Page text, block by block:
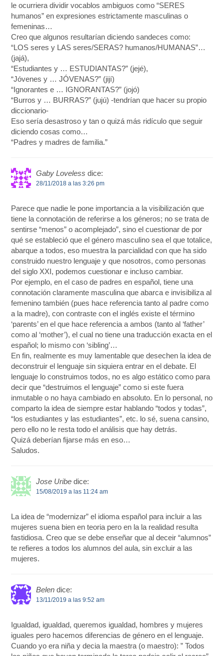
le ocurriera dividir vocablos ambiguos como “SERES
humanos” en expresiones estrictamente masculinas o
femeninas…
Creo que algunos resultarían diciendo sandeces como:
“LOS seres y LAS seres/SERAS? humanos/HUMANAS”…
(jajá),
“Estudiantes y … ESTUDIANTAS?” (jejé),
“Jóvenes y … JÓVENAS?” (jijí)
“Ignorantes e … IGNORANTAS?” (jojó)
“Burros y … BURRAS?” (jujú) -tendrían que hacer su propio
diccionario-
Eso sería desastroso y tan o quizá más ridículo que seguir
diciendo cosas como…
“Padres y madres de familia.”
Gaby Loveless dice:
28/11/2018 a las 3:26 pm
Parece que nadie le pone importancia a la visibilización que
tiene la connotación de referirse a los géneros; no se trata de
sentirse “menos” o acomplejado”, sino el cuestionar de por
qué se estableció que el género masculino sea el que totalice,
abarque a todos, eso muestra la parcialidad con que ha sido
construido nuestro lenguaje y que nosotros, como personas
del siglo XXI, podemos cuestionar e incluso cambiar.
Por ejemplo, en el caso de padres en español, tiene una
connotación claramente masculina que abarca e invisibiliza al
femenino también (pues hace referencia tanto al padre como
a la madre), con contraste con el inglés existe el término
‘parents’ en el que hace referencia a ambos (tanto al ‘father’
como al ‘mother’), el cual no tiene una traducción exacta en el
español; lo mismo con ‘sibling’…
En fin, realmente es muy lamentable que desechen la idea de
deconstruir el lenguaje sin siquiera entrar en el debate. El
lenguaje lo construimos todos, no es algo estático como para
decir que “destruimos el lenguaje” como si este fuera
inmutable o no haya cambiado en absoluto. En lo personal, no
comparto la idea de siempre estar hablando “todos y todas”,
“los estudiantes y las estudiantes”, etc. lo sé, suena cansino,
pero ello no le resta todo el análisis que hay detrás.
Quizá deberían fijarse más en eso…
Saludos.
Jose Uribe dice:
15/08/2019 a las 11:24 am
La idea de “modernizar” el idioma español para incluir a las
mujeres suena bien en teoria pero en la la realidad resulta
fastidiosa. Creo que se debe enseñar que al deceir “alumnos”
te refieres a todos los alumnos del aula, sin excluir a las
mujeres.
Belen dice:
13/11/2019 a las 9:52 am
Igualdad, igualdad, queremos igualdad, hombres y mujeres
iguales pero hacemos diferencias de género en el lenguaje.
Cuando yo era niña y decia la maestra (o maestro): ” Todos